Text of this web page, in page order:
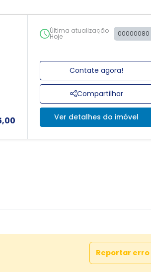
Última atualização
Hoje 00000080
Contate agora!
Compartilhar
Ver detalhes do imóvel
Reportar erro